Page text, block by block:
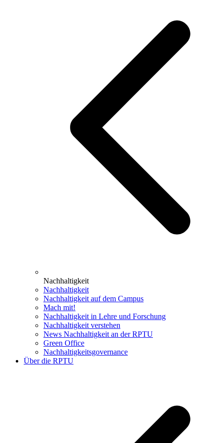
Nachhaltigkeit
Nachhaltigkeit
Nachhaltigkeit auf dem Campus
Mach mit!
Nachhaltigkeit in Lehre und Forschung
Nachhaltigkeit verstehen
News Nachhaltigkeit an der RPTU
Green Office
Nachhaltigkeitsgovernance
Über die RPTU